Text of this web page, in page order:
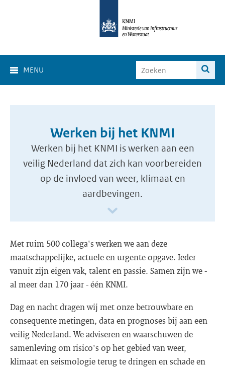
MENU
Werken bij het KNMI
Werken bij het KNMI is werken aan een
veilig Nederland dat zich kan voorbereiden
op de invloed van weer, klimaat en
aardbevingen.
Met ruim 500 collega's werken we aan deze
maatschappelijke, actuele en urgente opgave. Ieder
vanuit zijn eigen vak, talent en passie. Samen zijn we -
al meer dan 170 jaar - één KNMI.
Dag en nacht dragen wij met onze betrouwbare en
consequente metingen, data en prognoses bij aan een
veilig Nederland. We adviseren en waarschuwen de
samenleving om risico's op het gebied van weer,
klimaat en seismologie terug te dringen en schade en